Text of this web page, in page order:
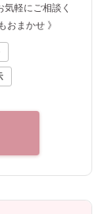
軽にご相談く
おまかせ 》